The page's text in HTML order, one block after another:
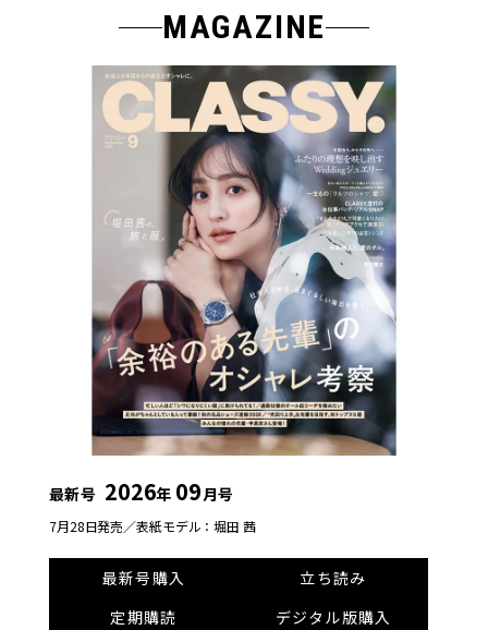
MAGAZINE
最新号 2026年 09月号
7月28日発売／表紙モデル：堀田 茜
最新号購入
立ち読み
定期購読
デジタル版購入